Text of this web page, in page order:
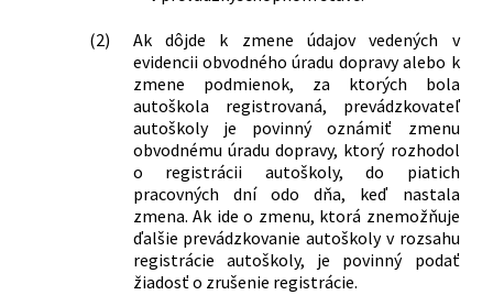
(2)
Ak dôjde k zmene údajov vedených v
evidencii obvodného úradu dopravy alebo k
zmene podmienok, za ktorých bola
autoškola registrovaná, prevádzkovateľ
autoškoly je povinný oznámiť zmenu
obvodnému úradu dopravy, ktorý rozhodol
o registrácii autoškoly, do piatich
pracovných dní odo dňa, keď nastala
zmena. Ak ide o zmenu, ktorá znemožňuje
ďalšie prevádzkovanie autoškoly v rozsahu
registrácie autoškoly, je povinný podať
žiadosť o zrušenie registrácie.